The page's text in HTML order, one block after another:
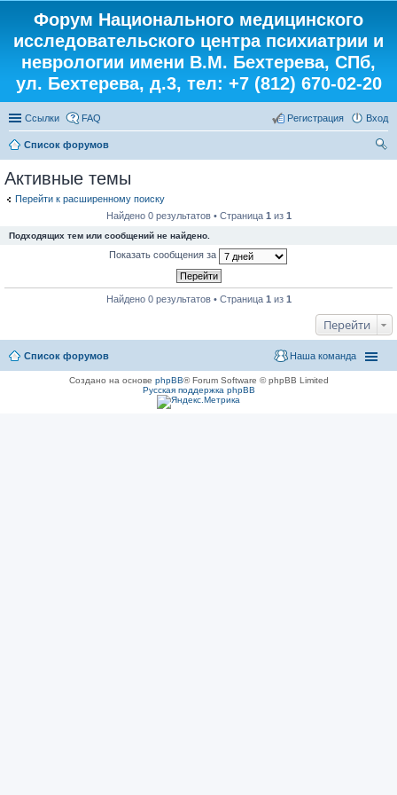
Форум Национального медицинского
исследовательского центра психиатрии и
неврологии имени В.М. Бехтерева, СПб,
ул. Бехтерева, д.3, тел: +7 (812) 670-02-20
Ссылки FAQ Вход
Регистрация
Список форумов
Активные темы
Перейти к расширенному поиску
Найдено 0 результатов • Страница 1 из 1
Подходящих тем или сообщений не найдено.
Показать сообщения за
Найдено 0 результатов • Страница 1 из 1
Перейти
Список форумов Наша команда
Создано на основе phpBB® Forum Software © phpBB Limited
Русская поддержка phpBB